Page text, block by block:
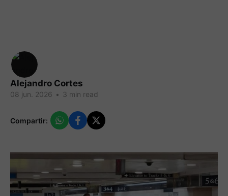
Alejandro Cortes
08 jun. 2026 • 3 min read
Compartir: